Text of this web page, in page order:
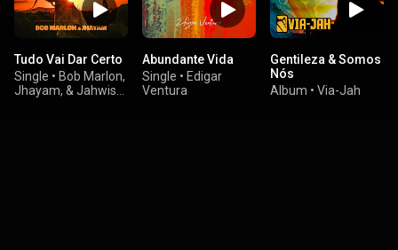
Tudo Vai Dar Certo
Single • Bob Marlon,
Jhayam, & Jahwise
Abundante Vida
Single • Edigar
Ventura
Gentileza & Somos
Nós
Album • Via-Jah